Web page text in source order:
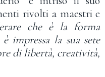
rivolti a maestri e
che è la forma
impressa la sua sete
di libertà, creatività,